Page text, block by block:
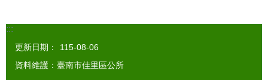
:::
更新日期：
115-08-06
資料維護：臺南市佳里區公所